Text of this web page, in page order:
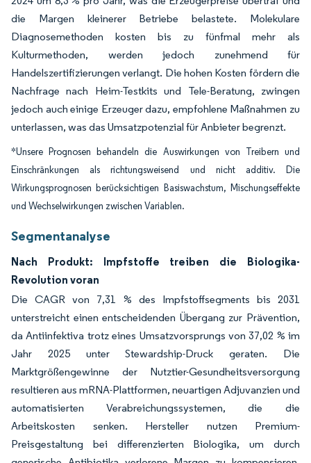
die Margen kleinerer Betriebe belastete. Molekulare
Diagnosemethoden kosten bis zu fünfmal mehr als
Kulturmethoden, werden jedoch zunehmend für
Handelszertifizierungen verlangt. Die hohen Kosten fördern die
Nachfrage nach Heim-Testkits und Tele-Beratung, zwingen
jedoch auch einige Erzeuger dazu, empfohlene Maßnahmen zu
unterlassen, was das Umsatzpotenzial für Anbieter begrenzt.
*Unsere Prognosen behandeln die Auswirkungen von Treibern und
Einschränkungen als richtungsweisend und nicht additiv. Die
Wirkungsprognosen berücksichtigen Basiswachstum, Mischungseffekte
und Wechselwirkungen zwischen Variablen.
Segmentanalyse
Nach Produkt: Impfstoffe treiben die Biologika-
Revolution voran
Die CAGR von 7,31 % des Impfstoffsegments bis 2031
unterstreicht einen entscheidenden Übergang zur Prävention,
da Antiinfektiva trotz eines Umsatzvorsprungs von 37,02 % im
Jahr 2025 unter Stewardship-Druck geraten. Die
Marktgrößengewinne der Nutztier-Gesundheitsversorgung
resultieren aus mRNA-Plattformen, neuartigen Adjuvanzien und
automatisierten Verabreichungssystemen, die die
Arbeitskosten senken. Hersteller nutzen Premium-
Preisgestaltung bei differenzierten Biologika, um durch